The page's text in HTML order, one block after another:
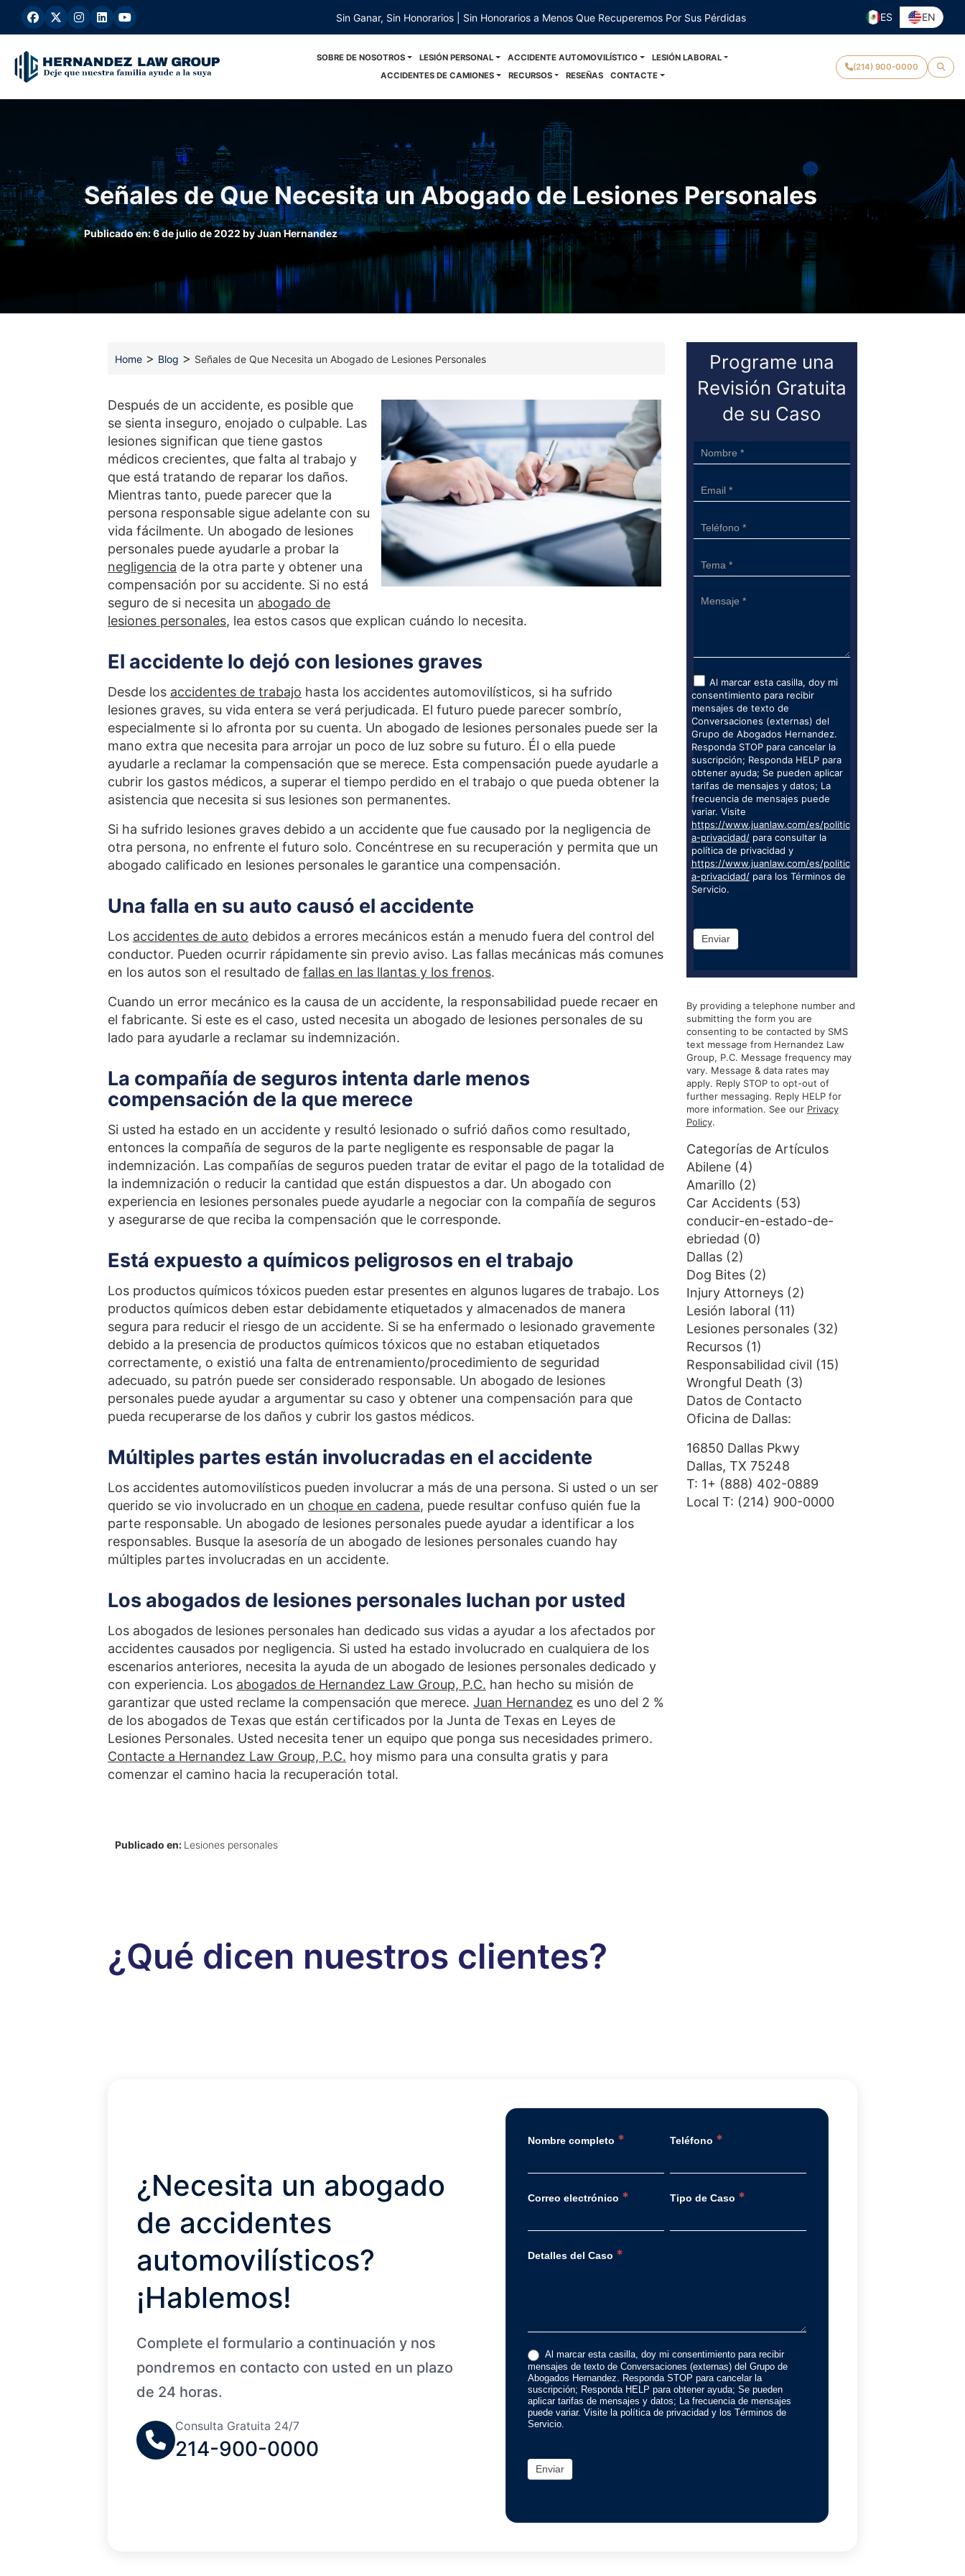
Sin Ganar, Sin Honorarios | Sin Honorarios a Menos Que Recuperemos Por Sus Pérdidas ES EN
SOBRE DE NOSOTROS LESIÓN PERSONAL ACCIDENTE AUTOMOVILÍSTICO
LESIÓN LABORAL
ACCIDENTES DE CAMIONES
RECURSOS RESEÑAS CONTACTE
(214) 900-0000
Señales de Que Necesita un Abogado de Lesiones Personales
Publicado en:6 de julio de 2022byJuan Hernandez
Home > Blog > Señales de Que Necesita un Abogado de Lesiones Personales
Después de un accidente, es posible que
se sienta inseguro, enojado o culpable. Las
lesiones significan que tiene gastos
médicos crecientes, que falta al trabajo y
que está tratando de reparar los daños.
Mientras tanto, puede parecer que la
persona responsable sigue adelante con su
vida fácilmente. Un abogado de lesiones
personales puede ayudarle a probar la
negligencia de la otra parte y obtener una
compensación por su accidente. Si no está
seguro de si necesita un abogado de
lesiones personales, lea estos casos que explican cuándo lo necesita.
El accidente lo dejó con lesiones graves
Desde los accidentes de trabajo hasta los accidentes automovilísticos, si ha sufrido
lesiones graves, su vida entera se verá perjudicada. El futuro puede parecer sombrío,
especialmente si lo afronta por su cuenta. Un abogado de lesiones personales puede ser la
mano extra que necesita para arrojar un poco de luz sobre su futuro. Él o ella puede
ayudarle a reclamar la compensación que se merece. Esta compensación puede ayudarle a
cubrir los gastos médicos, a superar el tiempo perdido en el trabajo o que pueda obtener la
asistencia que necesita si sus lesiones son permanentes.
Si ha sufrido lesiones graves debido a un accidente que fue causado por la negligencia de
otra persona, no enfrente el futuro solo. Concéntrese en su recuperación y permita que un
abogado calificado en lesiones personales le garantice una compensación.
Una falla en su auto causó el accidente
Los accidentes de auto debidos a errores mecánicos están a menudo fuera del control del
conductor. Pueden ocurrir rápidamente sin previo aviso. Las fallas mecánicas más comunes
en los autos son el resultado de fallas en las llantas y los frenos.
Cuando un error mecánico es la causa de un accidente, la responsabilidad puede recaer en
el fabricante. Si este es el caso, usted necesita un abogado de lesiones personales de su
lado para ayudarle a reclamar su indemnización.
La compañía de seguros intenta darle menos
compensación de la que merece
Si usted ha estado en un accidente y resultó lesionado o sufrió daños como resultado,
entonces la compañía de seguros de la parte negligente es responsable de pagar la
indemnización. Las compañías de seguros pueden tratar de evitar el pago de la totalidad de
la indemnización o reducir la cantidad que están dispuestos a dar. Un abogado con
experiencia en lesiones personales puede ayudarle a negociar con la compañía de seguros
y asegurarse de que reciba la compensación que le corresponde.
Está expuesto a químicos peligrosos en el trabajo
Los productos químicos tóxicos pueden estar presentes en algunos lugares de trabajo. Los
productos químicos deben estar debidamente etiquetados y almacenados de manera
segura para reducir el riesgo de un accidente. Si se ha enfermado o lesionado gravemente
debido a la presencia de productos químicos tóxicos que no estaban etiquetados
correctamente, o existió una falta de entrenamiento/procedimiento de seguridad
adecuado, su patrón puede ser considerado responsable. Un abogado de lesiones
personales puede ayudar a argumentar su caso y obtener una compensación para que
pueda recuperarse de los daños y cubrir los gastos médicos.
Múltiples partes están involucradas en el accidente
Los accidentes automovilísticos pueden involucrar a más de una persona. Si usted o un ser
querido se vio involucrado en un choque en cadena, puede resultar confuso quién fue la
parte responsable. Un abogado de lesiones personales puede ayudar a identificar a los
responsables. Busque la asesoría de un abogado de lesiones personales cuando hay
múltiples partes involucradas en un accidente.
Los abogados de lesiones personales luchan por usted
Los abogados de lesiones personales han dedicado sus vidas a ayudar a los afectados por
accidentes causados por negligencia. Si usted ha estado involucrado en cualquiera de los
escenarios anteriores, necesita la ayuda de un abogado de lesiones personales dedicado y
con experiencia. Los abogados de Hernandez Law Group, P.C. han hecho su misión de
garantizar que usted reclame la compensación que merece. Juan Hernandez es uno del 2 %
de los abogados de Texas que están certificados por la Junta de Texas en Leyes de
Lesiones Personales. Usted necesita tener un equipo que ponga sus necesidades primero.
Contacte a Hernandez Law Group, P.C. hoy mismo para una consulta gratis y para
comenzar el camino hacia la recuperación total.
Publicado en: Lesiones personales
Programe una
Revisión Gratuita
de su Caso
Sidebar
Form
Al marcar esta casilla, doy mi
consentimiento para recibir
mensajes de texto de
Conversaciones (externas) del
Grupo de Abogados Hernandez.
Responda STOP para cancelar la
suscripción; Responda HELP para
obtener ayuda; Se pueden aplicar
tarifas de mensajes y datos; La
frecuencia de mensajes puede
variar. Visite
https://www.juanlaw.com/es/politic
a-privacidad/para consultar la
política de privacidad y
https://www.juanlaw.com/es/politic
a-privacidad/para los Términos de
Servicio.
Enviar
By providing a telephone number and
submitting the form you are
consenting to be contacted by SMS
text message from Hernandez Law
Group, P.C. Message frequency may
vary. Message & data rates may
apply. Reply STOP to opt-out of
further messaging. Reply HELP for
more information. See our Privacy
Policy.
Categorías de Artículos
Abilene(4)
Amarillo (2)
Car Accidents(53)
conducir-en-estado-de-
ebriedad (0)
Dallas(2)
Dog Bites(2)
Injury Attorneys(2)
Lesión laboral (11)
Lesiones personales(32)
Recursos(1)
Responsabilidad civil (15)
Wrongful Death (3)
Datos de Contacto
Oficina de Dallas:
16850 Dallas Pkwy
Dallas, TX 75248
T: 1+ (888) 402-0889
Local T: (214) 900-0000
¿Qué dicen nuestros clientes?
¿Necesita un abogado
de accidentes
automovilísticos?
¡Hablemos!
Complete el formulario a continuación y nos
pondremos en contacto con usted en un plazo
de 24 horas.
Consulta Gratuita 24/7
214-900-0000
Nombre completo * Teléfono *
Correo electrónico * Tipo de Caso *
Detalles del Caso *
Al marcar esta casilla, doy mi consentimiento para recibir
mensajes de texto de Conversaciones (externas) del Grupo de
Abogados Hernandez. Responda STOP para cancelar la
suscripción; Responda HELP para obtener ayuda; Se pueden
aplicar tarifas de mensajes y datos; La frecuencia de mensajes
puede variar. Visite la política de privacidad y los Términos de
Servicio.
Enviar